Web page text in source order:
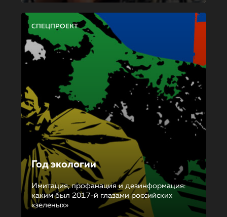
СПЕЦПРОЕКТ
Год экологии
Имитация, профанация и дезинформация:
каким был 2017-й глазами российских
«зеленых»